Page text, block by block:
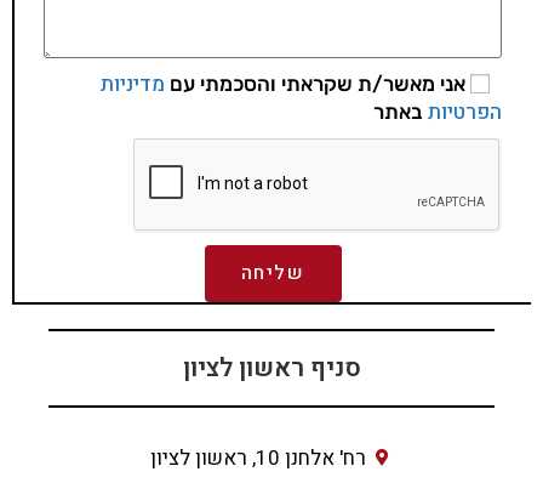
אני מאשר/ת שקראתי והסכמתי עם מדיניות
הפרטיות באתר
שליחה
סניף ראשון לציון
רח' אלחנן 10, ראשון לציון